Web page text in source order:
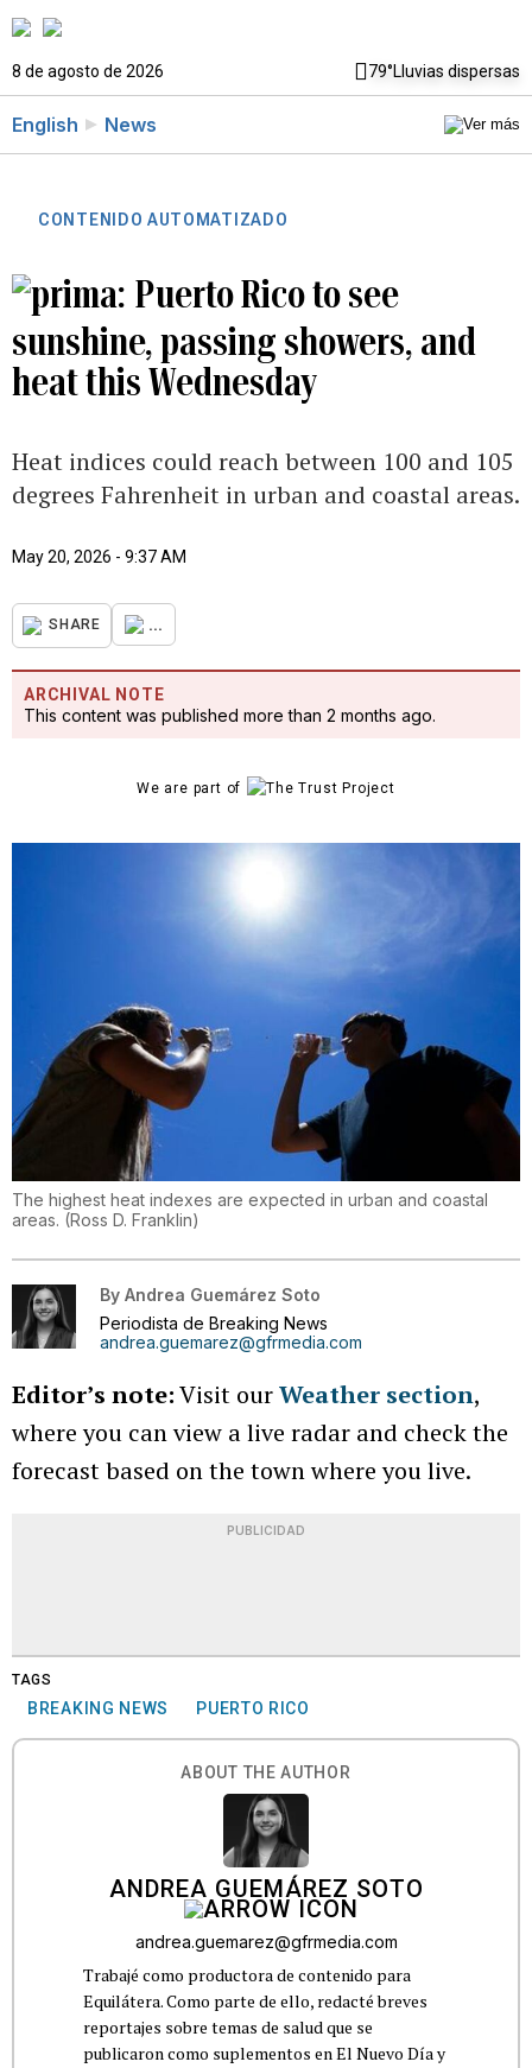
8 de agosto de 2026 79°Lluvias dispersas
English News
CONTENIDO AUTOMATIZADO
Puerto Rico to see
sunshine, passing showers, and
heat this Wednesday
Heat indices could reach between 100 and 105
degrees Fahrenheit in urban and coastal areas.
May 20, 2026 - 9:37 AM
SHARE ...
ARCHIVAL NOTE
This content was published more than 2 months ago.
We are part of
The highest heat indexes are expected in urban and coastal
areas. (Ross D. Franklin)
By Andrea Guemárez Soto
Periodista de Breaking News
andrea.guemarez@gfrmedia.com
Editor’s note:Visit ourWeather section,
where you can view a live radar and check the
forecast based on the town where you live.
PUBLICIDAD
TAGS
BREAKING NEWS PUERTO RICO
ABOUT THE AUTHOR
ANDREA GUEMÁREZ SOTO
andrea.guemarez@gfrmedia.com
Trabajé como productora de contenido para
Equilátera. Como parte de ello, redacté breves
reportajes sobre temas de salud que se
publicaron como suplementos en El Nuevo Día y